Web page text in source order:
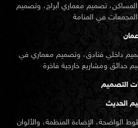
تصميم معماري أبراج، وتصميم
عمان
داخلي فنادق، وتصميم معماري في
التصميم
الحديث
الواضحة، الإضاءة المنظمة، والألوان